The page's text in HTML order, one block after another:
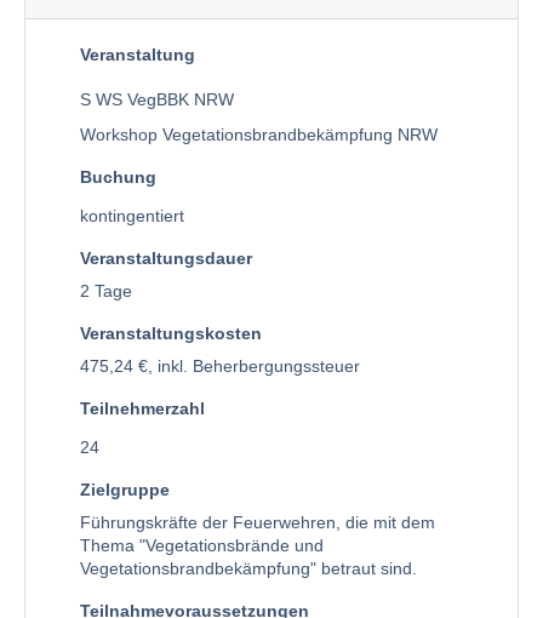
Veranstaltung
S WS VegBBK NRW
Workshop Vegetationsbrandbekämpfung NRW
Buchung
kontingentiert
Veranstaltungsdauer
2 Tage
Veranstaltungskosten
475,24 €, inkl. Beherbergungssteuer
Teilnehmerzahl
24
Zielgruppe
Führungskräfte der Feuerwehren, die mit dem
Thema "Vegetationsbrände und
Vegetationsbrandbekämpfung" betraut sind.
Teilnahmevoraussetzungen